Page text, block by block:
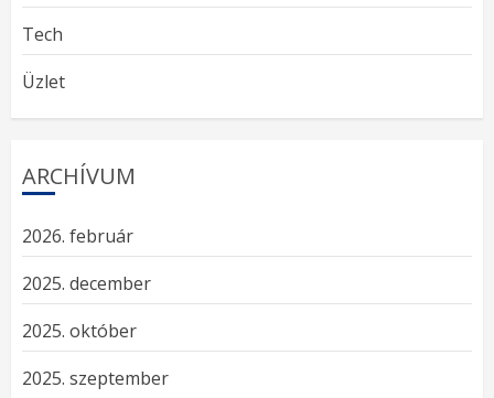
Tech
Üzlet
ARCHÍVUM
2026. február
2025. december
2025. október
2025. szeptember